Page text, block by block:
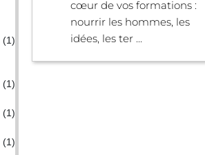
(1)
(1)
(1)
(1)
cœur de vos formations :
nourrir les hommes, les
idées, les ter ...